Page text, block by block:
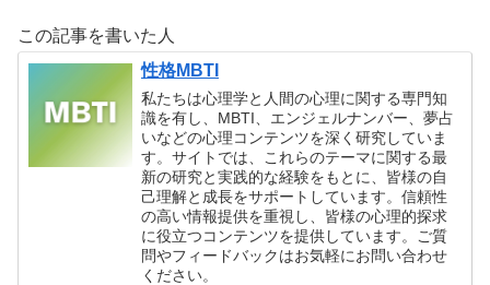
この記事を書いた人
性格MBTI
私たちは心理学と人間の心理に関する専門知
識を有し、MBTI、エンジェルナンバー、夢占
いなどの心理コンテンツを深く研究していま
す。サイトでは、これらのテーマに関する最
新の研究と実践的な経験をもとに、皆様の自
己理解と成長をサポートしています。信頼性
の高い情報提供を重視し、皆様の心理的探求
に役立つコンテンツを提供しています。ご質
問やフィードバックはお気軽にお問い合わせ
ください。